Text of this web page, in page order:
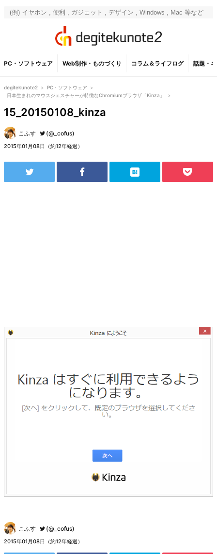
PC・ソフトウェア Web制作・ものづくり コラム＆ライフログ 話題・
degitekunote2 > PC・ソフトウェア
>
日本生まれのマウスジェスチャーが特徴なChromiumブラウザ「Kinza」
>
15_20150108_kinza
こふす (@_cofus)
2015年01月08日（約12年経過）
こふす (@_cofus)
2015年01月08日（約12年経過）